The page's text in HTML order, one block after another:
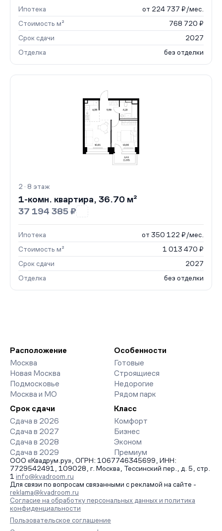
Ипотека
от 224 737 ₽/мес.
Стоимость м²
768 720 ₽
Срок сдачи
2027
Отделка
без отделки
2 · 8 этаж
1-комн. квартира, 36.70 м²
37 194 385 ₽
Ипотека
от 350 122 ₽/мес.
Стоимость м²
1 013 470 ₽
Срок сдачи
2027
Отделка
без отделки
Расположение
Москва
Новая Москва
Подмосковье
Москва и МО
Особенности
Готовые
Строящиеся
Недорогие
Рядом парк
Срок сдачи
Сдача в 2026
Сдача в 2027
Сдача в 2028
Сдача в 2029
Класс
Комфорт
Бизнес
Эконом
Премиум
ООО «Квадрум.ру», ОГРН: 1067746345699, ИНН:
7729542491, 109028, г. Москва, Тессинский пер., д. 5, стр.
1 info@kvadroom.ru
Для связи по вопросам связанными с рекламой на сайте -
reklama@kvadroom.ru
Согласие на обработку персональных данных и политика
конфиденциальности
Пользовательское соглашение